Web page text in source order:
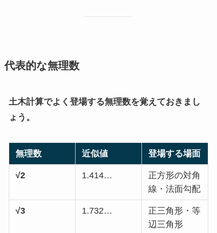
代表的な無理数
土木計算でよく登場する無理数を覚えておきまし
ょう。
無理数 近似値 登場する場面
√2 1.414…
正方形の対角
線・法面勾配
√3 1.732…
正三角形・等
辺三角形